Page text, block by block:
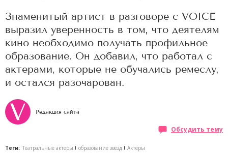
Знаменитый артист в разговоре с VOICE
выразил уверенность в том, что деятелям
кино необходимо получать профильное
образование. Он добавил, что работал с
актерами, которые не обучались ремеслу,
и остался разочарован.
Редакция сайта
Обсудить тему
Теги: Театральные актеры образование звезд Актеры